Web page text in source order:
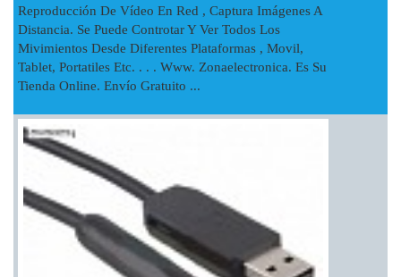
Reproducción De Vídeo En Red , Captura Imágenes A
Distancia. Se Puede Controtar Y Ver Todos Los
Mivimientos Desde Diferentes Plataformas , Movil,
Tablet, Portatiles Etc. . . . Www. Zonaelectronica. Es Su
Tienda Online. Envío Gratuito ...